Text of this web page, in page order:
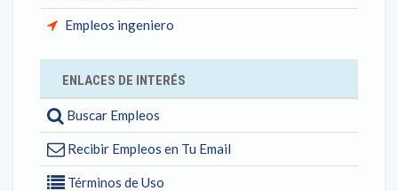
Empleos ingeniero
ENLACES DE INTERÉS
Buscar Empleos
Recibir Empleos en Tu Email
Términos de Uso